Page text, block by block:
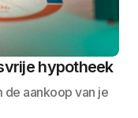
hypotheek
de aankoop van je